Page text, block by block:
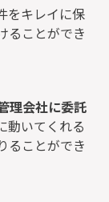
をキレイに保
ることができ
理会社に委託
動いてくれる
ることができ